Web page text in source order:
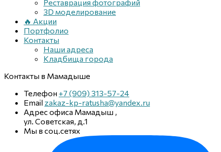
Реставрация фотографий
3D моделирование
🔥 Акции
Портфолио
Контакты
Наши адреса
Кладбища города
Контакты в Мамадыше
Телефон +7 (909) 313-57-24
Email zakaz-kp-ratusha@yandex.ru
Адрес офиса Мамадыш ,
ул. Советская, д.1
Мы в соц.сетях